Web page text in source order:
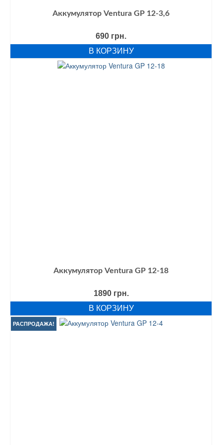
Аккумулятор Ventura GP 12-3,6
690 грн.
В КОРЗИНУ
Аккумулятор Ventura GP 12-18
1890 грн.
В КОРЗИНУ
РАСПРОДАЖА!